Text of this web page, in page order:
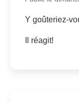
Y goûteriez-
Il réagit!